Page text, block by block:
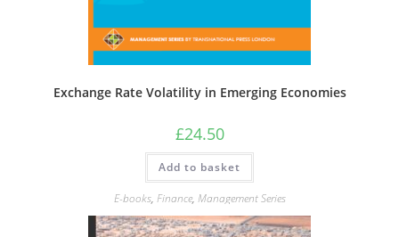
Exchange Rate Volatility in Emerging Economies
£24.50
Add to basket
E-books, Finance, Management Series